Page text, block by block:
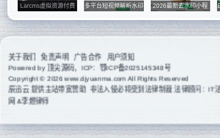
Larcms虚拟资源付费
多平台短视频解析水印
2026最新去水印小程
关于我们 免责声明 广告合作
用户须知
Powered by 顶尖源码，ICP： 鄂ICP备2025145348号
Copyright © 2026 www.djyuanma.com All Rights Reserved
辰迅云提供主站带宽赞助 非法入侵必将受到法律制裁 法律顾问：IT
网 &李燃律师